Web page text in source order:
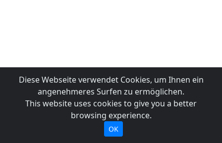
Diese Webseite verwendet Cookies, um Ihnen ein
angenehmeres Surfen zu ermöglichen.
This website uses cookies to give you a better
browsing experience.
OK